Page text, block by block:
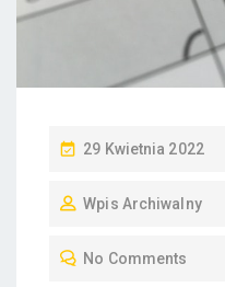
P
S
E
29 Kwietnia 2022
Wpis Archiwalny
No Comments